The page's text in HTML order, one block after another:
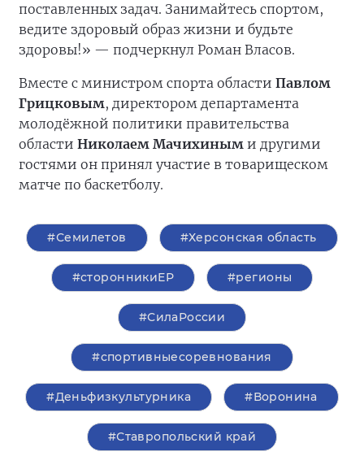
поставленных задач. Занимайтесь спортом,
ведите здоровый образ жизни и будьте
здоровы!» — подчеркнул Роман Власов.
Вместе с министром спорта области Павлом
Грицковым, директором департамента
молодёжной политики правительства
области Николаем Мачихиным и другими
гостями он принял участие в товарищеском
матче по баскетболу.
#Семилетов #Херсонская область
#сторонникиЕР #регионы
#СилаРоссии
#спортивныесоревнования
#Деньфизкультурника #Воронина
#Ставропольский край